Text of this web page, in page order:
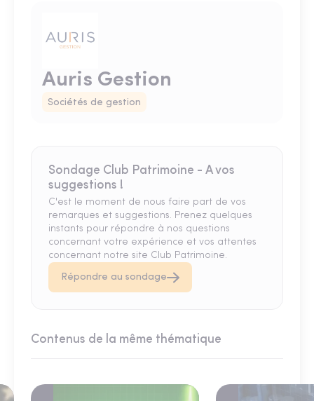
Auris Gestion
Sociétés de gestion
Sondage Club Patrimoine - A vos
suggestions !
C'est le moment de nous faire part de vos
remarques et suggestions. Prenez quelques
instants pour répondre à nos questions
concernant votre expérience et vos attentes
concernant notre site Club Patrimoine.
Répondre au sondage
Contenus de la même thématique